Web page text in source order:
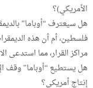
الأمريكي)؟
هل سيعترف “أوباما”
فلسطين، أم أن هذه
مراكز القرار، مما استدعى
هل يستطيع “أوباما” وقف
إنتاج أمريكي؟